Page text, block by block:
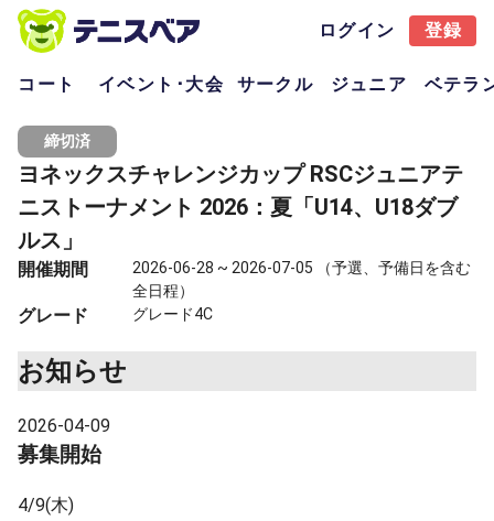
ログイン 登録
コート イベント･大会 サークル ジュニア ベテラ
締切済
ヨネックスチャレンジカップ RSCジュニアテ
ニストーナメント 2026：夏「U14、U18ダブ
ルス」
開催期間
2026-06-28 ~ 2026-07-05 （予選、予備日を含む
全日程）
グレード グレード4C
お知らせ
2026-04-09
募集開始
4/9(木)